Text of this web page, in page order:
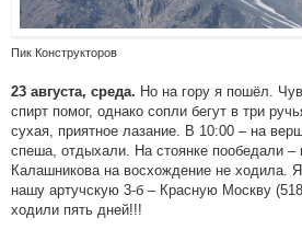
Пик Конструкторов
23 августа, среда. Но на гору я пошёл.
спирт помог, однако сопли бегут в три
сухая, приятное лазание. В 10:00 – на
спеша, отдыхали. На стоянке пообедали –
Калашникова на восхождение не ходила.
нашу артучскую 3-б – Красную Москву
ходили пять дней!!!